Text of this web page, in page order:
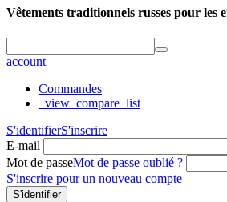
Vêtements traditionnels russes pour les
account
Commandes
_view_compare_list
S'identifierS'inscrire
E-mail
Mot de passeMot de passe oublié ?
S'inscrire pour un nouveau compte
S'identifier